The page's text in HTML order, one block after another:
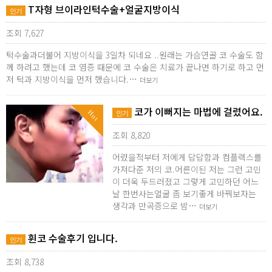
인기 T자형 브이라인턱수술+얼굴지방이식
조회 7,627
턱수술과더불어 지방이식을 3일차 되네요 ..원래는 가슴연골 코 수술도 함
께 하려고 했는데 코 염증 때문에 코 수술은 치료가 끝나면 하기로 하고 먼
저 턱과 지방이식을 먼저 했습니다.… 더보기
Hot 인기 코가 이뻐지는 마법에 걸렸어요.
조회 8,820
어렸을적부터 저에게 답답함과 컴플렉스를
가져다준 저의 코.어른이된 저는 그런 고민
이 더욱 두드러졌고 그렇게 고민하던 어느
날 한번사는얼굴 좀 보기좋게 바꿔보자는
생각과 만곡증으로 밤… 더보기
인기 휜코 수술후기 입니다.
조회 8,738